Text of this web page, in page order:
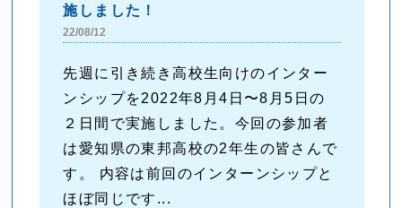
施しました！
22/08/12
先週に引き続き高校生向けのインター
ンシップを2022年8月4日〜8月5日の
２日間で実施しました。今回の参加者
は愛知県の東邦高校の2年生の皆さんで
す。 内容は前回のインターンシップと
ほぼ同じです...